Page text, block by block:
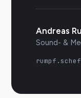
Andreas
Sound- &